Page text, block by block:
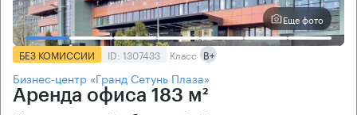
Еще фото
БЕЗ КОМИССИИ ID: 1307433 Класс B+
Бизнес-центр «Гранд Сетунь Плаза»
Аренда офиса 183 м²